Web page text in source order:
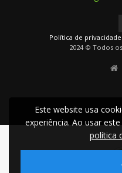
Política de privacidade
2024 © Todos
Este website usa
experiência. Ao usar
política